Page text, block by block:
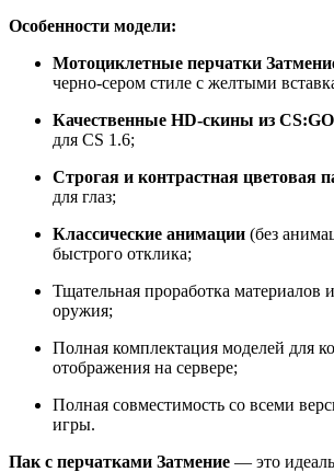
Особенности модели:
Мотоциклетные перчатки
черно-сером стиле с желтыми
Качественные HD-скины из CS:GO
для CS 1.6;
Строгая и контрастная цветовая
для глаз;
Классические анимации (без
быстрого отклика;
Тщательная проработка материалов
оружия;
Полная комплектация моделей для
отображения на сервере;
Полная совместимость со всеми
игры.
Пак с перчатками Затмение — это